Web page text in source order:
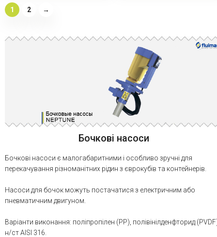
1 2 →
Бочкові насоси
Бочкові насоси є малогабаритними і особливо зручні для
перекачування різноманітних рідин з єврокубів та контейнерів.
Насоси для бочок можуть постачатися з електричним або
пневматичним двигуном.
Варіанти виконання: поліпропілен (PP), полівінілденфторид
н/ст AISI 316.